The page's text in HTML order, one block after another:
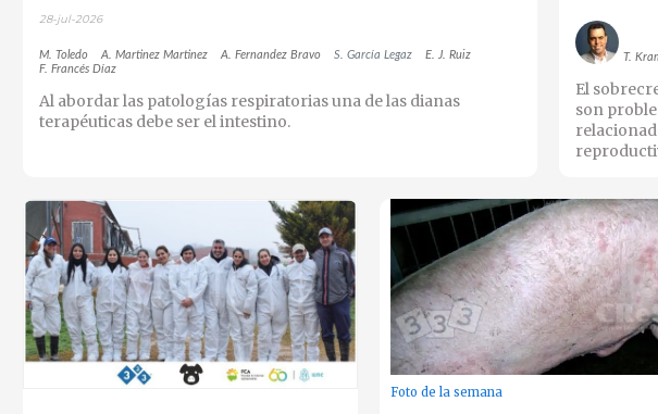
28-jul-2026
M. Toledo A. Martinez Martinez A. Fernandez Bravo S. García Legaz
E. J. Ruiz
F. Francés Díaz
Al abordar las patologías respiratorias una de las dianas
terapéuticas debe ser el intestino.
T.
El
son
Foto de la semana